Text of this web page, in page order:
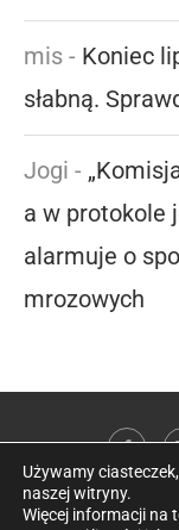
mis - Koniec
słabną.
Jogi -
a w protokole
alarmuje o
mrozowych
Używamy
naszej witryny.
Więcej informacji na